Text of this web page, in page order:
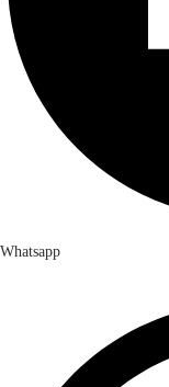
Whatsapp